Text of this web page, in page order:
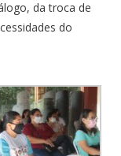
da troca de
do